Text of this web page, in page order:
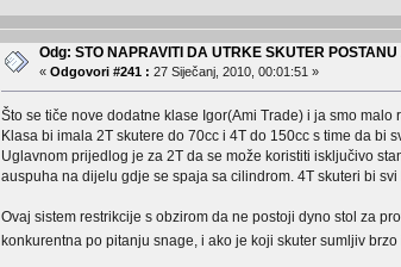
Odg: STO NAPRAVITI DA UTRKE SKUTER
«Odgovori #241 : 27 Siječanj, 2010, 00:01:51 »
Što se tiče nove dodatne klase Igor(Ami Trade) i ja smo
Klasa bi imala 2T skutere do 70cc i 4T do 150cc s time da
Uglavnom prijedlog je za 2T da se može koristiti isključivo
auspuha na dijelu gdje se spaja sa cilindrom. 4T skuteri bi
Ovaj sistem restrikcije s obzirom da ne postoji dyno stol za
konkurentna po pitanju snage, i ako je koji skuter sumljiv